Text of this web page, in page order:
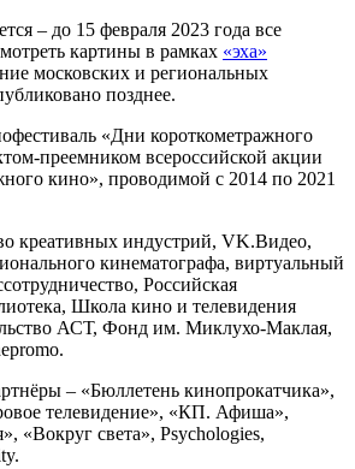
– до 15 февраля 2023 года все
картины в рамках «эха»
московских и региональных
позднее.
«Дни короткометражного
преемником всероссийской акции
кино», проводимой с 2014 по 2021
креативных индустрий, VK.Видео,
кинематографа, виртуальный
Российская
Школа кино и телевидения
АСТ, Фонд им. Миклухо-Маклая,
– «Бюллетень кинопрокатчика»,
телевидение», «КП. Афиша»,
«Вокруг света», Psychologies,